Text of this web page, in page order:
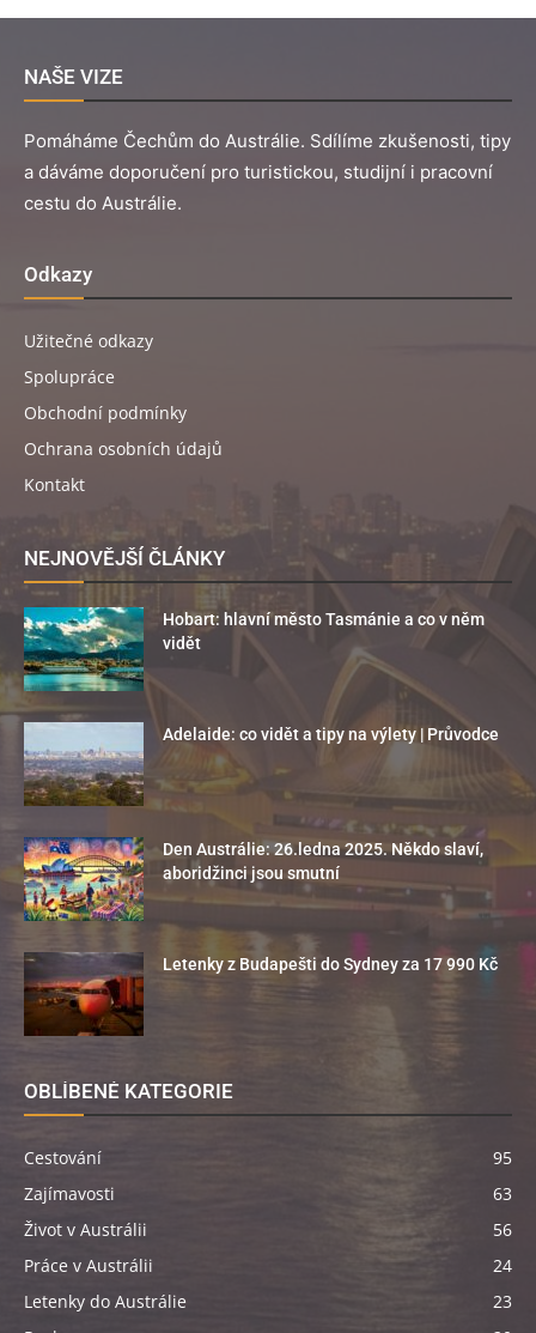
NAŠE VIZE
Pomáháme Čechům do Austrálie. Sdílíme zkušenosti, tipy
a dáváme doporučení pro turistickou, studijní i pracovní
cestu do Austrálie.
Odkazy
Užitečné odkazy
Spolupráce
Obchodní podmínky
Ochrana osobních údajů
Kontakt
NEJNOVĚJŠÍ ČLÁNKY
Hobart: hlavní město Tasmánie a co v něm
vidět
Adelaide: co vidět a tipy na výlety | Průvodce
Den Austrálie: 26.ledna 2025. Někdo slaví,
aboridžinci jsou smutní
Letenky z Budapešti do Sydney za 17 990 Kč
OBLÍBENÉ KATEGORIE
Cestování
95
Zajímavosti
63
Život v Austrálii
56
Práce v Austrálii
24
Letenky do Austrálie
23